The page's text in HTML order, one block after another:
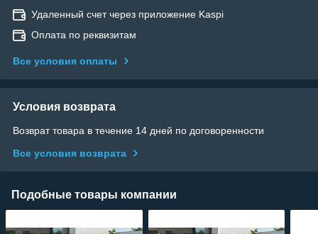
Удаленный счет через приложение Kaspi
Оплата по реквизитам
Все условия оплаты
Условия возврата
Возврат товара в течение 14 дней по договоренности
Все условия возврата
Подобные товары компании